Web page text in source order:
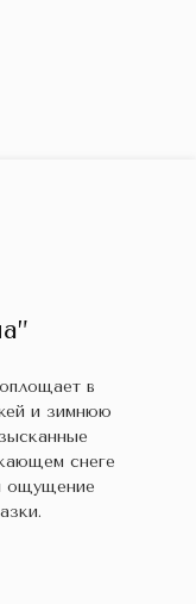
в
и зимнюю
снеге
ощущение